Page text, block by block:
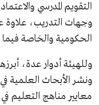
التقويم المدرسي
وجهات التدريب، علاوة
الحكومية والخاصة فيما
وللهيئة أدوار عدة،
ونشر الأبحاث العلمية
معايير مناهج التعليم